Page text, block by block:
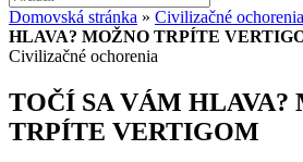
Domovská stránka » Civilizačné ochorenia
HLAVA? MOŽNO TRPÍTE
Civilizačné ochorenia
TOČÍ SA VÁM HLAVA?
TRPÍTE VERTIGOM